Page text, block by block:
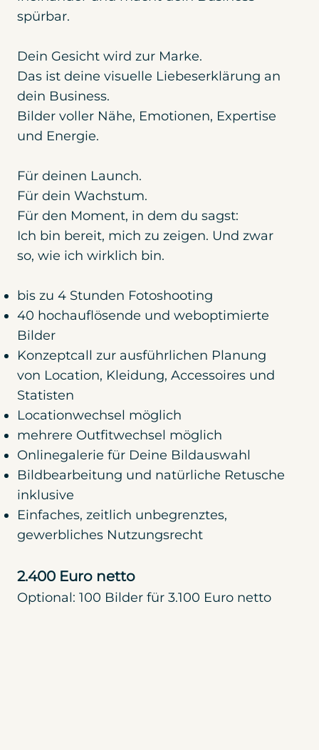
spürbar.
Dein Gesicht wird zur Marke.
Das ist deine visuelle Liebeserklärung an
dein Business.
Bilder voller Nähe, Emotionen, Expertise
und Energie.
Für deinen Launch.
Für dein Wachstum.
Für den Moment, in dem du sagst:
Ich bin bereit, mich zu zeigen. Und zwar
so, wie ich wirklich bin.
bis zu 4 Stunden Fotoshooting
40 hochauflösende und weboptimierte
Bilder
Konzeptcall zur ausführlichen Planung
von Location, Kleidung, Accessoires und
Statisten
Locationwechsel möglich
mehrere Outfitwechsel möglich
Onlinegalerie für Deine Bildauswahl
Bildbearbeitung und natürliche Retusche
inklusive
Einfaches, zeitlich unbegrenztes,
gewerbliches Nutzungsrecht
2.400 Euro netto
Optional: 100 Bilder für 3.100 Euro netto